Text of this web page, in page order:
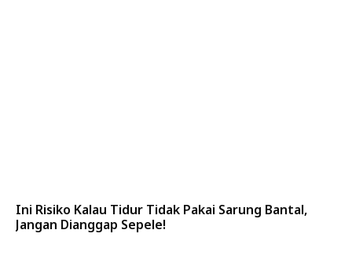
Ini Risiko Kalau Tidur Tidak Pakai Sarung Bantal,
Jangan Dianggap Sepele!